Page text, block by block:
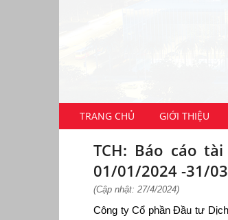
TRANG CHỦ GIỚI THIỆU
TCH: Báo cáo
01/01/2024 -31/
(Cập nhật: 27/4/2024)
Công ty Cổ phần Đầu tư